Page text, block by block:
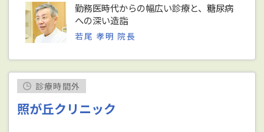
勤務医時代からの幅広い診療と、糖尿病
への深い造詣
若尾 孝明 院長
診療時間外
照が丘クリニック